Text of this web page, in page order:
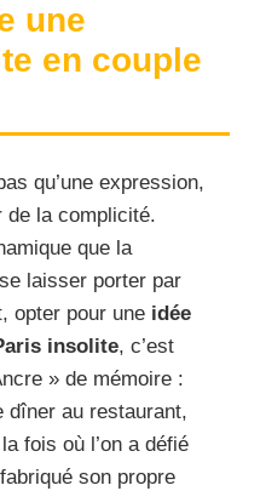
une
en couple
qu’une expression,
de la complicité.
que la
laisser porter par
opter pour une idée
insolite, c’est
» de mémoire :
dîner au restaurant,
fois où l’on a défié
son propre